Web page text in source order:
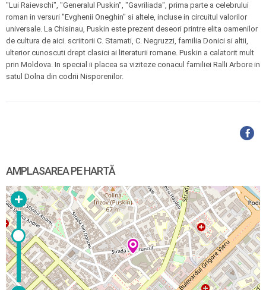
"Lui Raievschi", "Generalul Puskin", "Gavriliada", prima parte a celebrului
roman in versuri "Evghenii Oneghin" si altele, incluse in circuitul valorilor
universale. La Chisinau, Puskin este prezent deseori printre elita oamenilor
de cultura de aici. scriitorii C. Stamati, C. Negruzzi, familia Donici si altii,
ulterior cunoscuti drept clasici ai literaturii romane. Puskin a calatorit mult
prin Moldova. In special ii placea sa viziteze conacul familiei Ralli Arbore in
satul Dolna din codrii Nisporenilor.
AMPLASAREA PE HARTĂ